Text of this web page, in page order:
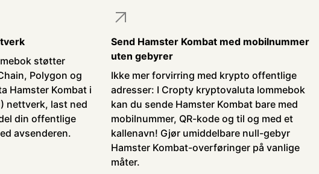
støtter
Polygon og
Hamster Kombat i
nettverk, last ned
din offentlige
avsenderen.
Send Hamster Kombat med mobilnummer
uten gebyrer
Ikke mer forvirring med krypto offentlige
adresser: I Cropty kryptovaluta lommebok
kan du sende Hamster Kombat bare med
mobilnummer, QR-kode og til og med et
kallenavn! Gjør umiddelbare null-gebyr
Hamster Kombat-overføringer på vanlige
måter.